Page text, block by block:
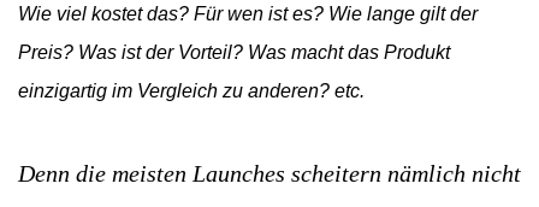
Wie viel kostet das? Für wen ist es? Wie lange gilt der
Preis? Was ist der Vorteil? Was macht das Produkt
einzigartig im Vergleich zu anderen? etc.
Denn die meisten Launches scheitern nämlich nicht